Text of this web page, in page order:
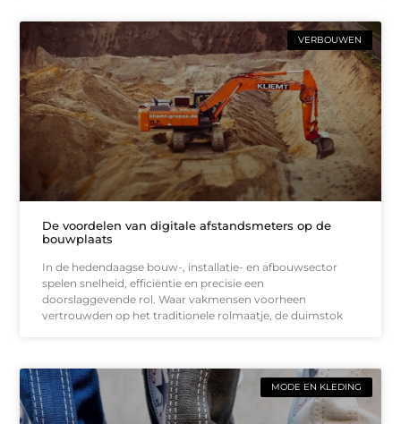
VERBOUWEN
De voordelen van digitale afstandsmeters op de
bouwplaats
In de hedendaagse bouw-, installatie- en afbouwsector
spelen snelheid, efficiëntie en precisie een
doorslaggevende rol. Waar vakmensen voorheen
vertrouwden op het traditionele rolmaatje, de duimstok
MODE EN KLEDING